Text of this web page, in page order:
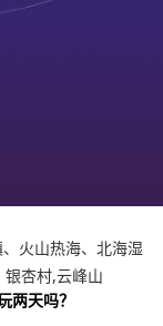
火山热海、北海湿
杏村,云峰山
两天吗？